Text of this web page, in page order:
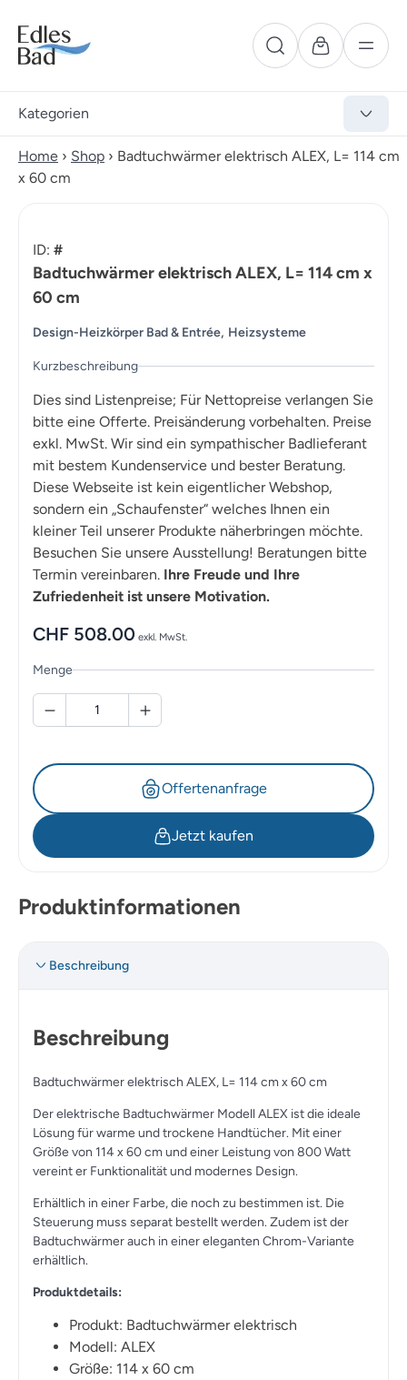
Kategorien
Home › Shop › Badtuchwärmer elektrisch ALEX, L= 114 cm
x 60 cm
ID: #
Badtuchwärmer elektrisch ALEX, L= 114 cm x
60 cm
Design-Heizkörper Bad & Entrée, Heizsysteme
Kurzbeschreibung
Dies sind Listenpreise; Für Nettopreise verlangen Sie
bitte eine Offerte. Preisänderung vorbehalten. Preise
exkl. MwSt. Wir sind ein sympathischer Badlieferant
mit bestem Kundenservice und bester Beratung.
Diese Webseite ist kein eigentlicher Webshop,
sondern ein „Schaufenster“ welches Ihnen ein
kleiner Teil unserer Produkte näherbringen möchte.
Besuchen Sie unsere Ausstellung! Beratungen bitte
Termin vereinbaren. Ihre Freude und Ihre
Zufriedenheit ist unsere Motivation.
CHF 508.00 exkl. MwSt.
Menge
Offertenanfrage
Jetzt kaufen
Produktinformationen
Beschreibung
Beschreibung
Badtuchwärmer elektrisch ALEX, L= 114 cm x 60 cm
Der elektrische Badtuchwärmer Modell ALEX ist die ideale
Lösung für warme und trockene Handtücher. Mit einer
Größe von 114 x 60 cm und einer Leistung von 800 Watt
vereint er Funktionalität und modernes Design.
Erhältlich in einer Farbe, die noch zu bestimmen ist. Die
Steuerung muss separat bestellt werden. Zudem ist der
Badtuchwärmer auch in einer eleganten Chrom-Variante
erhältlich.
Produktdetails:
Produkt: Badtuchwärmer elektrisch
Modell: ALEX
Größe: 114 x 60 cm